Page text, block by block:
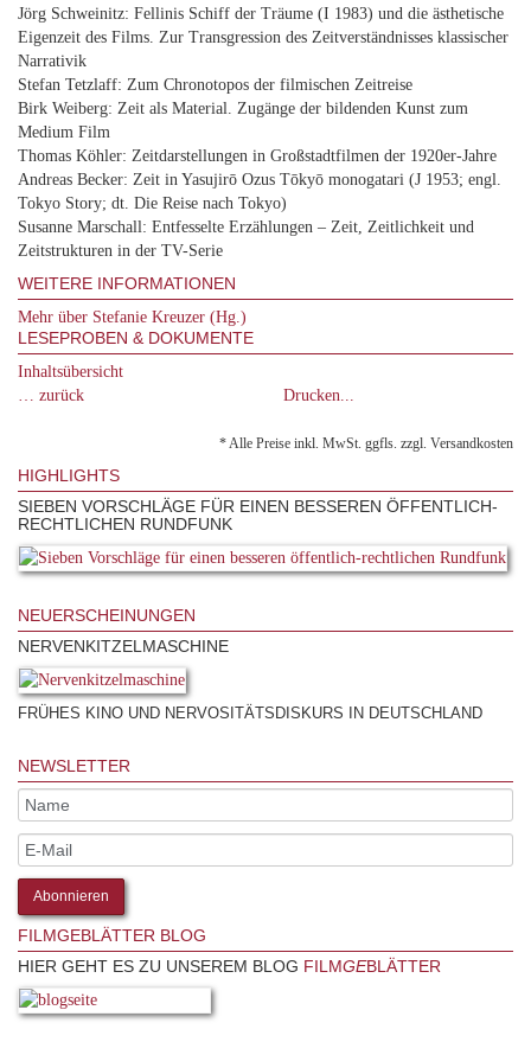
Jörg Schweinitz: Fellinis Schiff der Träume (I 1983) und die ästhetische
Eigenzeit des Films. Zur Transgression des Zeitverständnisses klassischer
Narrativik
Stefan Tetzlaff: Zum Chronotopos der filmischen Zeitreise
Birk Weiberg: Zeit als Material. Zugänge der bildenden Kunst zum
Medium Film
Thomas Köhler: Zeitdarstellungen in Großstadtfilmen der 1920er-Jahre
Andreas Becker: Zeit in Yasujirō Ozus Tōkyō monogatari (J 1953; engl.
Tokyo Story; dt. Die Reise nach Tokyo)
Susanne Marschall: Entfesselte Erzählungen – Zeit, Zeitlichkeit und
Zeitstrukturen in der TV-Serie
WEITERE INFORMATIONEN
Mehr über Stefanie Kreuzer (Hg.)
LESEPROBEN & DOKUMENTE
Inhaltsübersicht
… zurück
Drucken...
* Alle Preise inkl. MwSt. ggfls. zzgl. Versandkosten
HIGHLIGHTS
SIEBEN VORSCHLÄGE FÜR EINEN BESSEREN ÖFFENTLICH-
RECHTLICHEN RUNDFUNK
NEUERSCHEINUNGEN
NERVENKITZELMASCHINE
FRÜHES KINO UND NERVOSITÄTSDISKURS IN DEUTSCHLAND
NEWSLETTER
FILMGEBLÄTTER BLOG
HIER GEHT ES ZU UNSEREM BLOG FILMGEBLÄTTER